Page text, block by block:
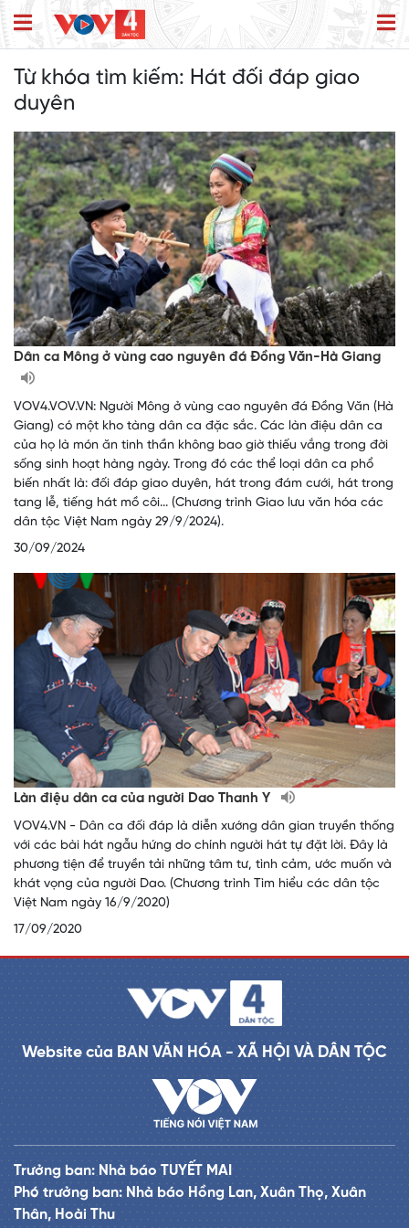
Từ khóa tìm kiếm: Hát đối đáp giao
duyên
Dân ca Mông ở vùng cao nguyên đá Đồng Văn-Hà Giang
VOV4.VOV.VN: Người Mông ở vùng cao nguyên đá Đồng Văn (Hà
Giang) có một kho tàng dân ca đặc sắc. Các làn điệu dân ca
của họ là món ăn tinh thần không bao giờ thiếu vắng trong đời
sống sinh hoạt hàng ngày. Trong đó các thể loại dân ca phổ
biến nhất là: đối đáp giao duyên, hát trong đám cưới, hát trong
tang lễ, tiếng hát mồ côi... (Chương trình Giao lưu văn hóa các
dân tộc Việt Nam ngày 29/9/2024).
30/09/2024
Làn điệu dân ca của người Dao Thanh Y
VOV4.VN - Dân ca đối đáp là diễn xướng dân gian truyền thống
với các bài hát ngẫu hứng do chính người hát tự đặt lời. Đây là
phương tiện để truyền tải những tâm tư, tình cảm, ước muốn và
khát vọng của người Dao. (Chương trình Tìm hiểu các dân tộc
Việt Nam ngày 16/9/2020)
17/09/2020
Website của BAN VĂN HÓA - XÃ HỘI VÀ DÂN TỘC
Trưởng ban: Nhà báo TUYẾT MAI
Phó trưởng ban: Nhà báo Hồng Lan, Xuân Thọ, Xuân
Thân, Hoài Thu